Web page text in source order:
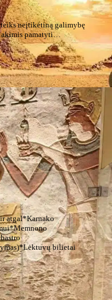
neįtikėtiną galimybę
akimis pamatyti…
atgal*Karnako
bilietai